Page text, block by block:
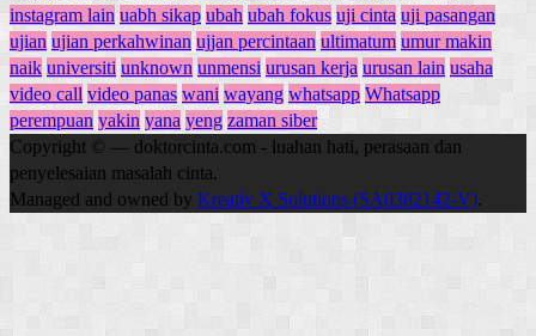
instagram lain uabh sikap ubah ubah fokus uji cinta uji pasangan
ujian ujian perkahwinan ujjan percintaan ultimatum umur makin
naik universiti unknown unmensi urusan kerja urusan lain usaha
video call video panas wani wayang whatsapp Whatsapp
perempuan yakin yana yeng zaman siber
Copyright © — doktorcinta.com - luahan hati, perasaan dan
penyelesaian masalah cinta.
Managed and owned by Kreativ X Solutions (SA0382142-V).